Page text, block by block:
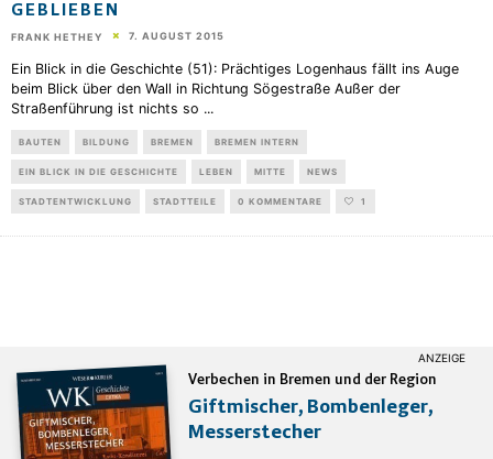
BLIEBEN
FRANK HETHEY 7. AUGUST 2015
Ein Blick in die Geschichte (51): Prächtiges Logenhaus fällt ins Auge
beim Blick über den Wall in Richtung Sögestraße Außer der
Straßenführung ist nichts so ...
BAUTEN BILDUNG BREMEN BREMEN INTERN
EIN BLICK IN DIE GESCHICHTE LEBEN MITTE NEWS
STADTENTWICKLUNG STADTTEILE 0 KOMMENTARE 1
Verbechen in Bremen und der Region
Giftmischer, Bombenleger,
Messerstecher